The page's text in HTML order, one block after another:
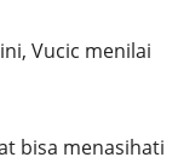
Vucic menilai
bisa menasihati